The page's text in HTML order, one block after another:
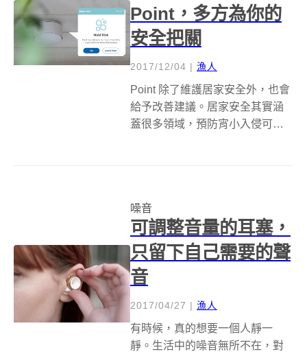
Point，多方為你的
安全把關
2017/12/04 | 漁人
Point 除了維護居家安全外，也會
給予改善建議。居家安全其實涵
蓋很多領域，預防宵小入侵可以
是另一個課題了。畢竟誰都不希
望自己的...
噪音
可調整音量的耳塞，
只留下自己需要的聲
音
2017/04/27 | 漁人
有時候，真的想要一個人靜一
靜。生活中的噪音無所不在，對